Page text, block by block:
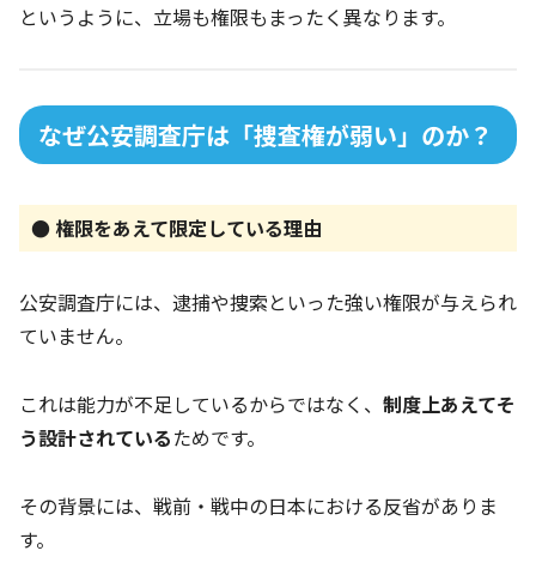
というように、立場も権限もまったく異なります。
なぜ公安調査庁は「捜査権が弱い」のか？
● 権限をあえて限定している理由
公安調査庁には、逮捕や捜索といった強い権限が与えられ
ていません。
これは能力が不足しているからではなく、 制度上あえてそ
う設計されているためです。
その背景には、戦前・戦中の日本における反省がありま
す。